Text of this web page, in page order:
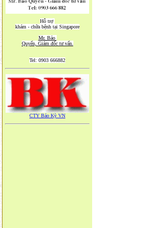
Hỗ trợ
khám - chữa bệnh tại Singapore
Mr. Bảo
Quyến, Giám đốc tư vấn.
Tel: 0903 666882
CTY Bảo Kỳ VN